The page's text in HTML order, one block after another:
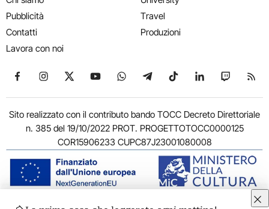
Pubblicità
Contatti
Lavora con noi
Travel
Produzioni
Seguici su Facebook
Seguici su Instagram
Seguici su X
Seguici su YouTube
Seguici su WhatsApp
Seguici su Telegram
Seguici su TikTok
Seguici su
Seguici
Sito realizzato con il contributo bando TOCC Decreto Direttoriale
n. 385 del 19/10/2022 PROT. PROGETTOTOCC0000125
COR15906233 CUPC87J23001080008